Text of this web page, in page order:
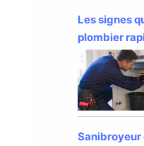
Les signes
plombier
Sanibroyeur